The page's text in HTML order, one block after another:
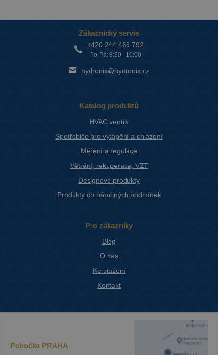
Zákaznický servis
+420 244 466 792
Po-Pá: 8:30 - 16:00
hydronix@hydronix.cz
Katalog produktů
HVAC ventily
Spotřebiče pro vytápění a chlazení
Měření a regulace
Větrání, rekuperace, VZT
Designové produkty
Produkty do náročných podmínek
Pro zákazníky
Blog
O nás
Ke stažení
Kontakt
Pobočka PRAHA